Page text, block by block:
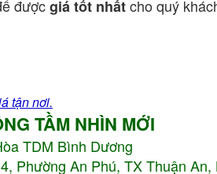
đượcgiá tốt nhấtcho quý
tận nơi.
TẦM NHÌN MỚI
TDM Bình Dương
Phường An Phú, TX Thuận An,